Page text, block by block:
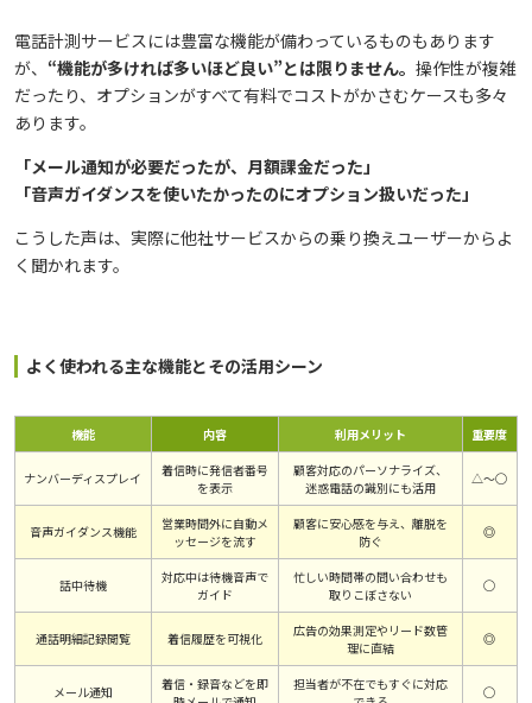
電話計測サービスには豊富な機能が備わっているものもあります
が、 “機能が多ければ多いほど良い”とは限りません。 操作性が複雑
だったり、オプションがすべて有料でコストがかさむケースも多々
あります。
「メール通知が必要だったが、月額課金だった」
「音声ガイダンスを使いたかったのにオプション扱いだった」
こうした声は、実際に他社サービスからの乗り換えユーザーからよ
く聞かれます。
よく使われる主な機能とその活用シーン
機能 内容 利用メリット 重要度
ナンバーディスプレイ
着信時に発信者番号
を表示
顧客対応のパーソナライズ、
迷惑電話の識別にも活用
△〜◯
音声ガイダンス機能
営業時間外に自動メ
ッセージを流す
顧客に安心感を与え、離脱を
防ぐ
◎
話中待機
対応中は待機音声で
ガイド
忙しい時間帯の問い合わせも
取りこぼさない
◯
通話明細記録閲覧 着信履歴を可視化
広告の効果測定やリード数管
理に直結
◎
メール通知
着信・録音などを即
担当者が不在でもすぐに対応
◯